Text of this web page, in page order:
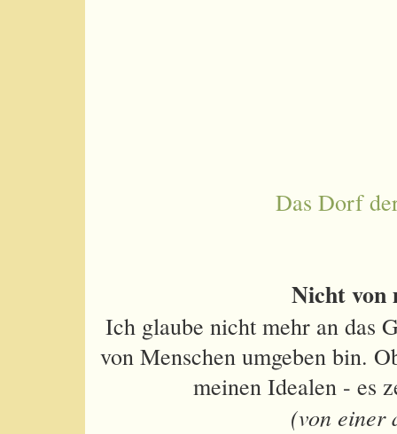
Das Dorf
Nicht von
Ich glaube nicht mehr an das
von Menschen umgeben bin.
meinen Idealen - es
(von einer